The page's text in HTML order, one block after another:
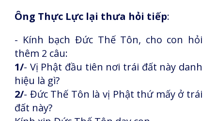
Ông Thực Lực lại thưa hỏi tiếp:
- Kính bạch Đức Thế Tôn, cho con hỏi
thêm 2 câu:
1/- Vị Phật đầu tiên nơi trái đất này danh
hiệu là gì?
2/- Đức Thế Tôn là vị Phật thứ mấy ở trái
đất này?